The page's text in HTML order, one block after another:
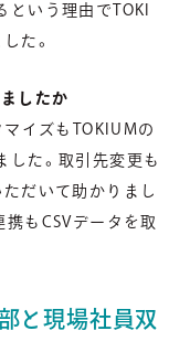
いう理由でTOKI
た。
したか
イズもTOKIUMの
した。取引先変更も
だいて助かりまし
もCSVデータを取
と現場社員双